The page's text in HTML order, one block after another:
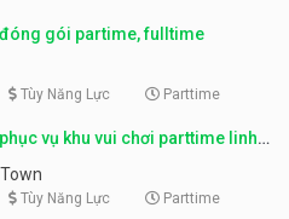
đóng gói partime, fulltime
Tùy Năng Lực Parttime
vụ khu vui chơi parttime linh
Tùy Năng Lực Parttime